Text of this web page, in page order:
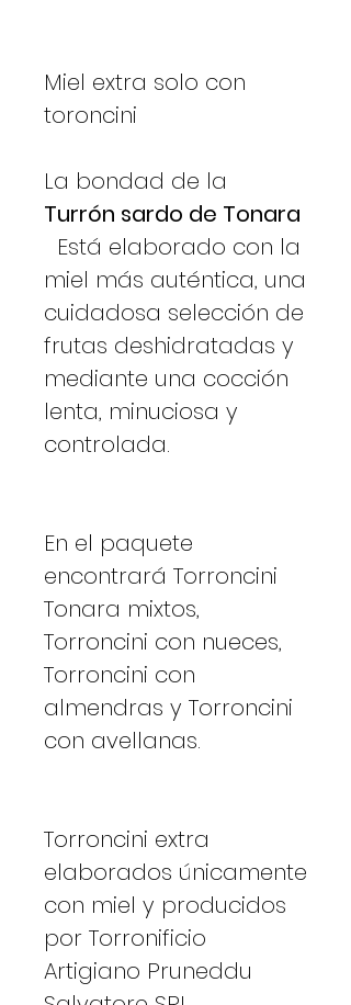
Miel extra solo con
toroncini
La bondad de la
Turrón sardo de Tonara
Está elaborado con la
miel más auténtica, una
cuidadosa selección de
frutas deshidratadas y
mediante una cocción
lenta, minuciosa y
controlada.
En el paquete
encontrará Torroncini
Tonara mixtos,
Torroncini con nueces,
Torroncini con
almendras y Torroncini
con avellanas.
Torroncini extra
elaborados únicamente
con miel y producidos
por Torronificio
Artigiano Pruneddu